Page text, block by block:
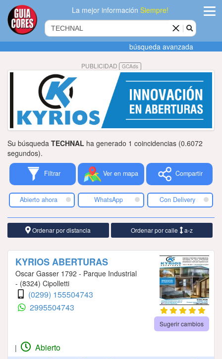
La mejor informaciónSiempre!
Agregar
empresa
Actualizar
datos
Publicidad
Tiendacores
Contactenos
búsqueda avanzada
PUBLICIDAD GCAds
Su búsqueda TECHNAL ha generado 1 coincidencias (0.6072
segundos).
Filtrar Ver en mapa Compartir
Abierto ahora WhatsApp Con Delivery
Ordenar por distancia Ordenar por calle a-z
KYRIOS ABERTURAS
Oscar Gasser 1792 - Parque Industrial
- (8324) Cipolletti
(0299) 155504743
2995504743
Sugerir cambios
| Abierto